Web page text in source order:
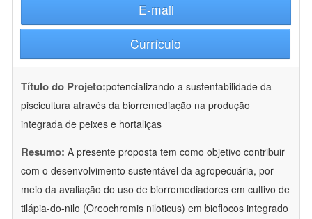
E-mail
Currículo
Título do Projeto:potencializando a sustentabilidade da
piscicultura através da biorremediação na produção
integrada de peixes e hortaliças
Resumo: A presente proposta tem como objetivo contribuir
com o desenvolvimento sustentável da agropecuária, por
meio da avaliação do uso de biorremediadores em cultivo de
tilápia-do-nilo (Oreochromis niloticus) em bioflocos integrado